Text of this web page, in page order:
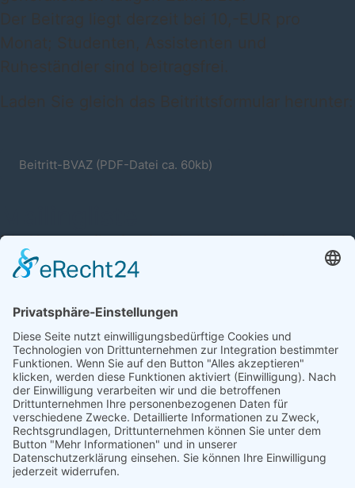
Beitritt-BVAZ (PDF-Datei ca. 60kb)
Die Kommunikation im Verband und die
Information der Mitglieder läuft größtenteils
Group). Dadurch werden Informationen schnelll
und kostengünstig verbreitet.
Bitte geben Sie auf Ihrem Beitrittsformular eine
E-Mail-Adresse an, mit der Sie in den Verteiler
eingetragen werden können.
Mehr zur Mailingliste erfahren Sie auf der
SeiteKommunikation